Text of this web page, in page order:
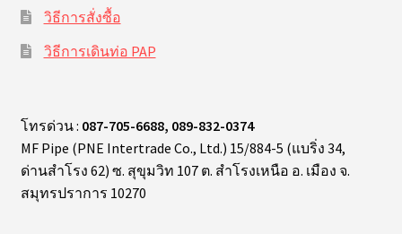
วิธีการสั่งซื้อ
วิธีการเดินท่อ PAP
โทรด่วน : 087-705-6688, 089-832-0374
MF Pipe (PNE Intertrade Co., Ltd.) 15/884-5 (แบริ่ง 34,
ด่านสำโรง 62) ซ. สุขุมวิท 107 ต. สำโรงเหนือ อ. เมือง จ.
สมุทรปราการ 10270